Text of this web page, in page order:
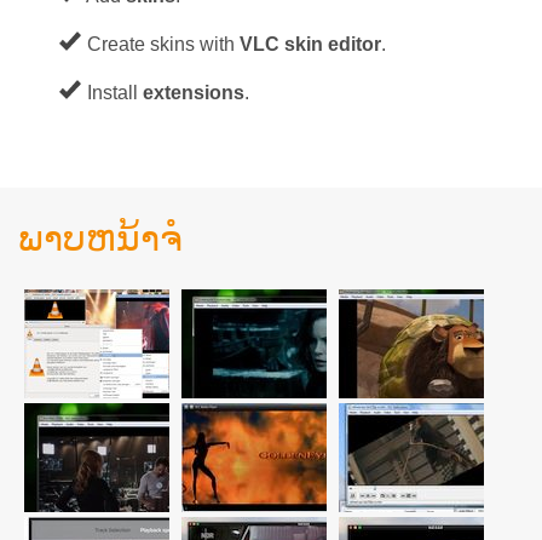
Create skins with VLC skin editor.
Install extensions.
ພາບຫນ້າຈໍ